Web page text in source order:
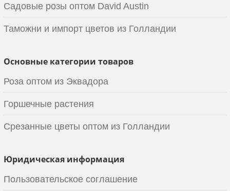
Садовые розы оптом David Austin
Таможни и импорт цветов из Голландии
Основные категории товаров
Роза оптом из Эквадора
Горшечные растения
Срезанные цветы оптом из Голландии
Юридическая информация
Пользовательское соглашение